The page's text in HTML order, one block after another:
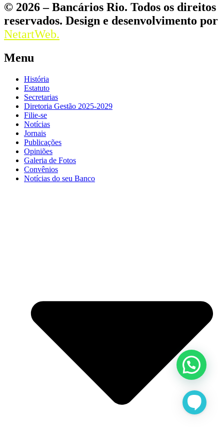
© 2026 – Bancários Rio. Todos os direitos
reservados. Design e desenvolvimento por
NetartWeb.
Menu
História
Estatuto
Secretarias
Diretoria Gestão 2025-2029
Filie-se
Notícias
Jornais
Publicações
Opiniões
Galeria de Fotos
Convênios
Notícias do seu Banco